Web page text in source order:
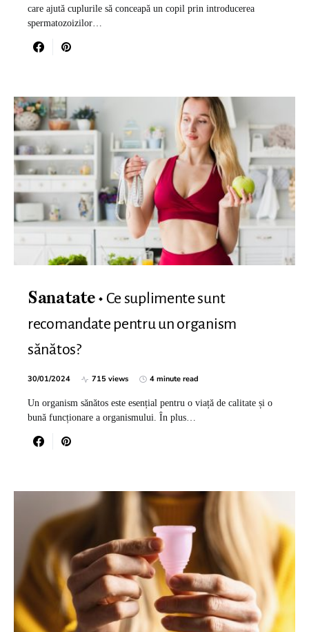
care ajută cuplurile să conceapă un copil prin introducerea
spermatozoizilor…
Sanatate
Ce suplimente sunt
recomandate pentru un organism
sănătos?
30/01/2024 715 views 4 minute read
Un organism sănătos este esențial pentru o viață de calitate și o
bună funcționare a organismului. În plus…